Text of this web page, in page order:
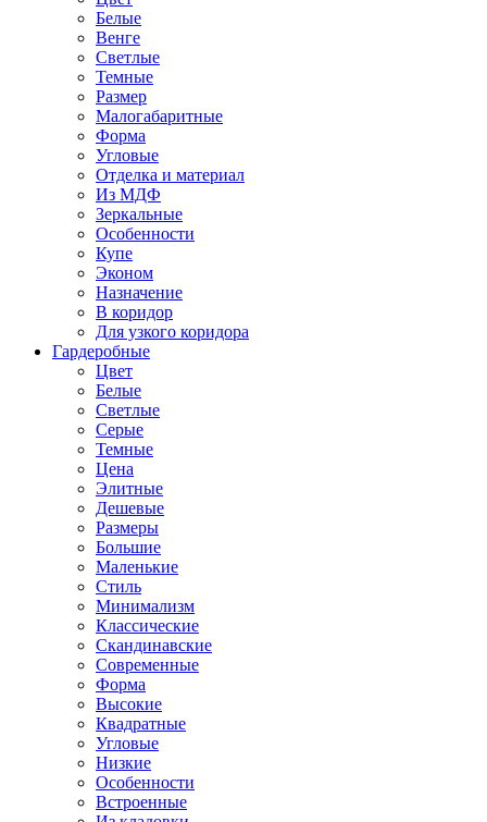
Белые
Венге
Светлые
Темные
Размер
Малогабаритные
Форма
Угловые
Отделка и материал
Из МДФ
Зеркальные
Особенности
Купе
Эконом
Назначение
В коридор
Для узкого коридора
Гардеробные
Цвет
Белые
Светлые
Серые
Темные
Цена
Элитные
Дешевые
Размеры
Большие
Маленькие
Стиль
Минимализм
Классические
Скандинавские
Современные
Форма
Высокие
Квадратные
Угловые
Низкие
Особенности
Встроенные